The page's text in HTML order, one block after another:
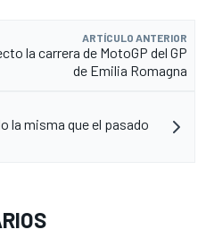
ARTÍCULO ANTERIOR
la carrera de MotoGP del GP
de Emilia Romagna
la misma que el pasado